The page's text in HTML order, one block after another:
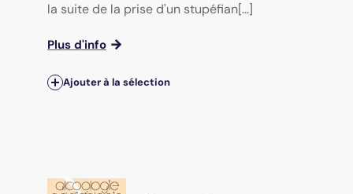
la suite de la prise d'un stupéfian[...]
Plus d'info
Ajouter à la sélection